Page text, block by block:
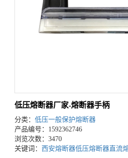
低压熔断器厂家-熔断器手柄
分类： 低压一般保护熔断器
产品编号：1592362746
浏览次数：3470
关键词： 西安熔断器低压熔断器直流